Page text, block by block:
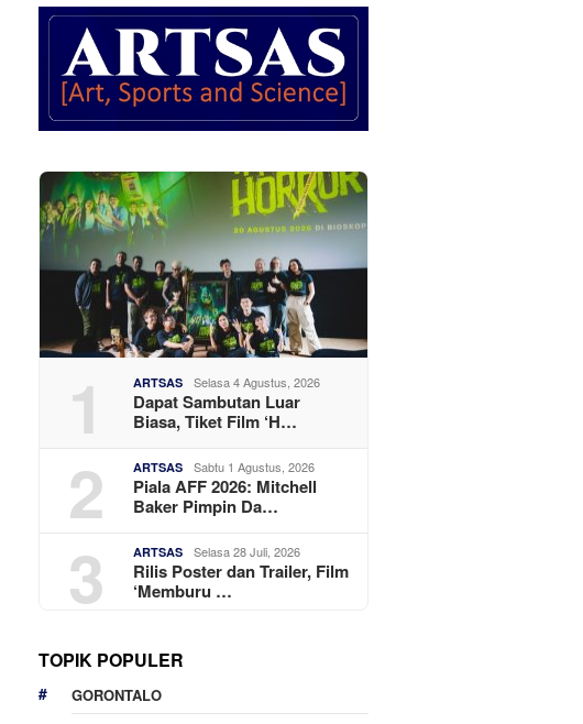
1 ARTSAS Selasa 4 Agustus, 2026
Dapat Sambutan Luar
Biasa, Tiket Film ‘H…
2 ARTSAS Sabtu 1 Agustus, 2026
Piala AFF 2026: Mitchell
Baker Pimpin Da…
3 ARTSAS Selasa 28 Juli, 2026
Rilis Poster dan Trailer, Film
‘Memburu …
TOPIK POPULER
GORONTALO